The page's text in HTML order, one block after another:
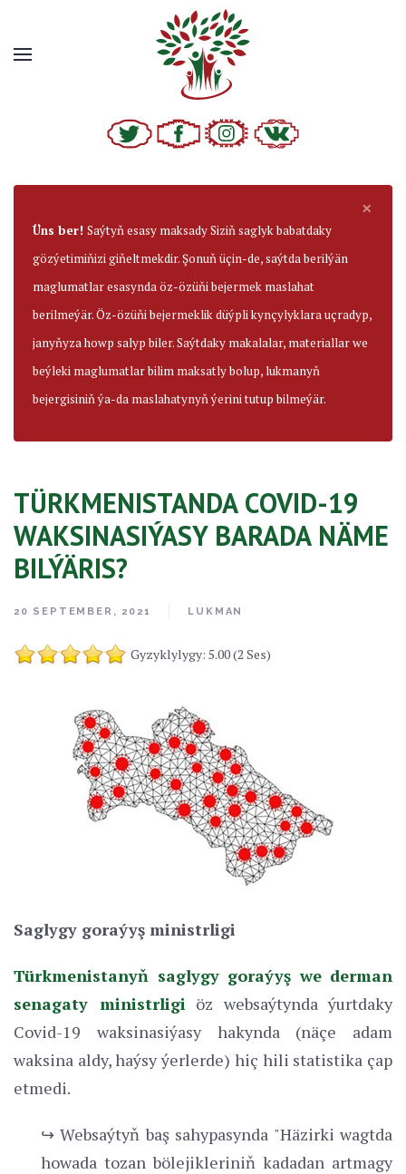
×
Üns ber! Saýtyň esasy maksady Siziň saglyk babatdaky
gözýetimiňizi giňeltmekdir. Şonuň üçin-de, saýtda berilýän
maglumatlar esasynda öz-özüňi bejermek maslahat
berilmeýär. Öz-özüňi bejermeklik düýpli kynçylyklara uçradyp,
janyňyza howp salyp biler. Saýtdaky makalalar, materiallar we
beýleki maglumatlar bilim maksatly bolup, lukmanyň
bejergisiniň ýa-da maslahatynyň ýerini tutup bilmeýär.
TÜRKMENISTANDA СOVID-19
WAKSINASIÝASY BARADA NÄME
BILÝÄRIS?
20 SEPTEMBER, 2021 LUKMAN
Gyzyklylygy: 5.00 (2 Ses)
Saglygy goraýyş ministrligi
Türkmenistanyň saglygy goraýyş we derman
senagaty ministrligiöz websaýtynda ýurtdaky
Covid-19 waksinasiýasy hakynda (näçe adam
waksina aldy, haýsy ýerlerde) hiç hili statistika çap
etmedi.
↪ Websaýtyň baş sahypasynda "Häzirki wagtda
howada tozan bölejikleriniň kadadan artmagy